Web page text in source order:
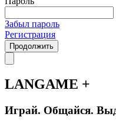
Забыл пароль
Регистрация
Продолжить
LANGAME +
Играй. Общайся.